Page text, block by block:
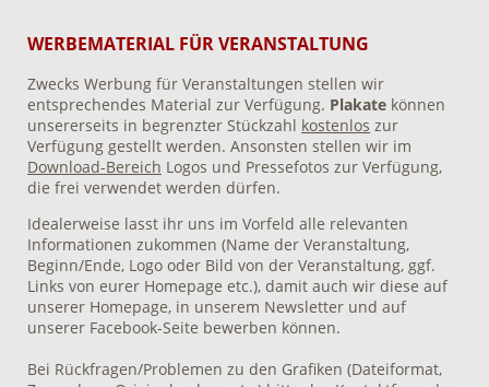
WERBEMATERIAL FÜR VERANSTALTUNG
Zwecks Werbung für Veranstaltungen stellen wir
entsprechendes Material zur Verfügung. Plakate können
unsererseits in begrenzter Stückzahl kostenlos zur
Verfügung gestellt werden. Ansonsten stellen wir im
Download-Bereich Logos und Pressefotos zur Verfügung,
die frei verwendet werden dürfen.
Idealerweise lasst ihr uns im Vorfeld alle relevanten
Informationen zukommen (Name der Veranstaltung,
Beginn/Ende, Logo oder Bild von der Veranstaltung, ggf.
Links von eurer Homepage etc.), damit auch wir diese auf
unserer Homepage, in unserem Newsletter und auf
unserer Facebook-Seite bewerben können.
Bei Rückfragen/Problemen zu den Grafiken (Dateiformat,